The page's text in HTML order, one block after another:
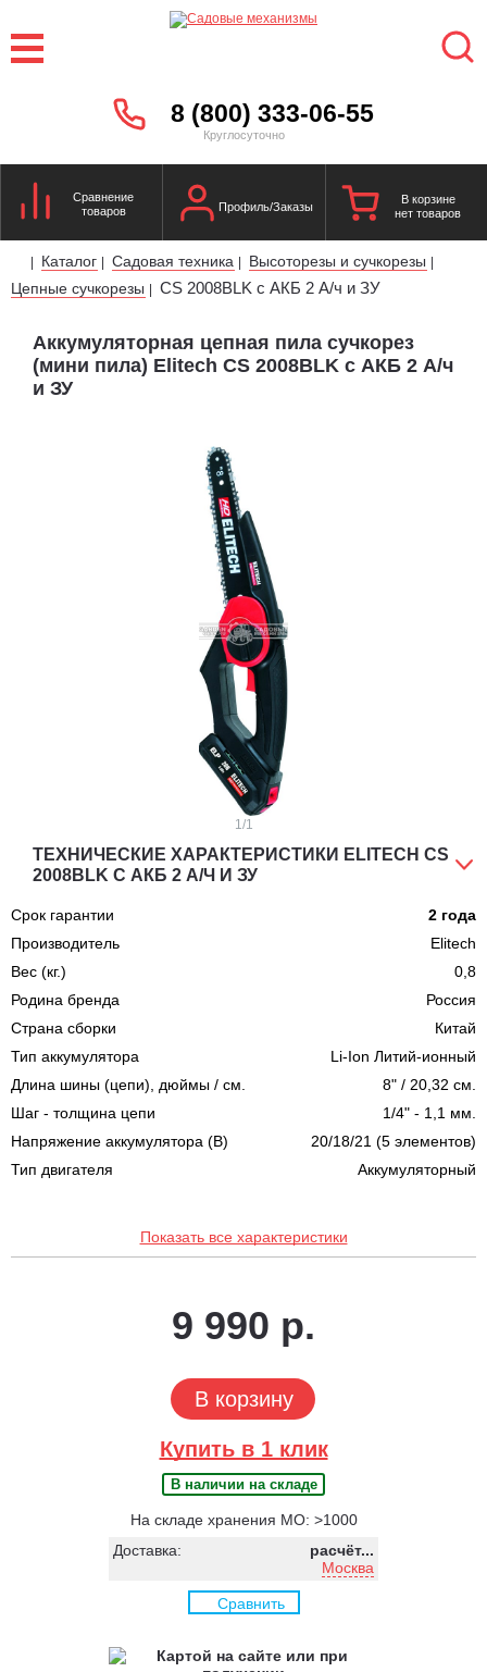
8 (800) 333-06-55
Круглосуточно
Сравнение
товаров
Профиль/Заказы
В корзине
нет товаров
| Каталог | Садовая техника | Высоторезы и сучкорезы |
Цепные сучкорезы | CS 2008BLK с АКБ 2 А/ч и ЗУ
Аккумуляторная цепная пила сучкорез
(мини пила) Elitech CS 2008BLK с АКБ 2 А/ч
и ЗУ
1 /1
ТЕХНИЧЕСКИЕ ХАРАКТЕРИСТИКИ ELITECH CS
2008BLK С АКБ 2 А/Ч И ЗУ
Срок гарантии
2 года
Производитель
Elitech
Вес (кг.)
0,8
Родина бренда
Россия
Страна сборки
Китай
Тип аккумулятора
Li-Ion Литий-ионный
Длина шины (цепи), дюймы / см.
8" / 20,32 см.
Шаг - толщина цепи
1/4" - 1,1 мм.
Напряжение аккумулятора (В)
20/18/21 (5 элементов)
Тип двигателя
Аккумуляторный
Показать все характеристики
9 990 р.
В корзину
Купить в 1 клик
В наличии на складе
На складе хранения МО: >1000
Доставка:
расчёт...
Москва
Сравнить